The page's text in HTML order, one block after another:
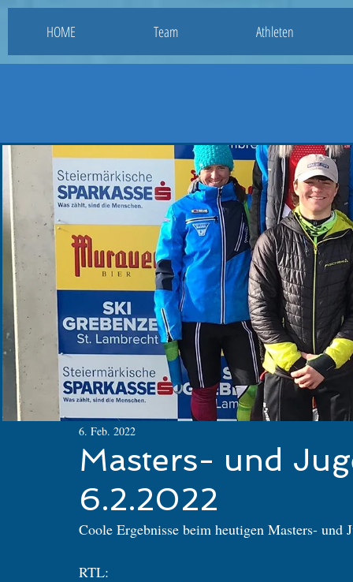
HOME Team Athleten
Masters- und
6.2.2022
6. Feb. 2022
Coole Ergebnisse beim heutigen Masters- und
RTL: